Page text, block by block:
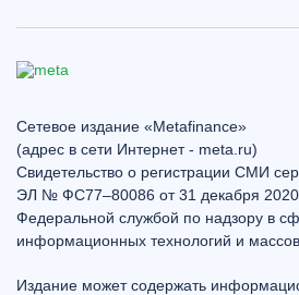
Сетевое издание «Metafinance»
(адрес в сети Интернет - meta.ru)
Свидетельство о регистрации СМИ
ЭЛ № ФС77–80086 от 31 декабря
Федеральной службой по надзору в
информационных технологий и
Издание может содержать